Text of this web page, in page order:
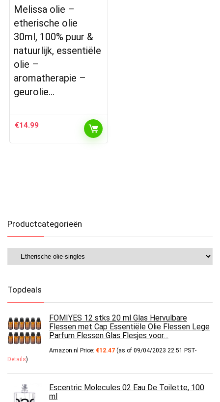
Melissa olie –
etherische olie
30ml, 100% puur &
natuurlijk, essentiële
olie –
aromatherapie –
geurolie…
€14.99
Productcategorieën
Topdeals
FOMIYES 12 stks 20 ml Glas Hervulbare
Flessen met Cap Essentiële Olie Flessen Lege
Parfum Flessen Glas Flesjes voor…
Amazon.nl Price: €12.47 (as of 09/04/2023 22:51 PST-
Details)
Escentric Molecules 02 Eau De Toilette, 100
ml